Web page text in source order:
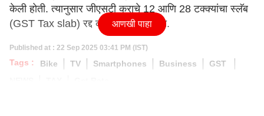
केली होती. त्यानुसार जीएसटी कराचे 12 आणि 28 टक्क्यांचा स्लॅब
(GST Tax slab) रद्द करण्यात आला होता.
Published at : 22 Sep 2025 03:41 PM (IST)
Tags : Bike TV Smartphones Business
GST
आणखी पाहा